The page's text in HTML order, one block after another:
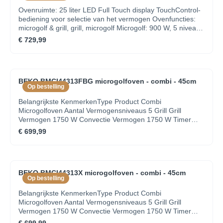
Ovenruimte: 25 liter LED Full Touch display TouchControl-
bediening voor selectie van het vermogen Ovenfuncties:
microgolf & grill, grill, microgolf Microgolf: 900 W, 5 niveaus
Vermogen grill: 1000 W Ovenvolume: 23 l Quick start
functie voor een volledig vermogen binnen 30 sec.
Elektronische klok met timer Deuropening mechanisme:
drukknop
€ 729,99
Op bestelling
BEKO BMCI44313FBG microgolfoven - combi - 45cm
Belangrijkste KenmerkenType Product Combi
Microgolfoven Aantal Vermogensniveaus 5 Grill Grill
Vermogen 1750 W Convectie Vermogen 1750 W Timer
Digitaal Fitting Soort Inbouw Max Vermogen Microgolf 900
W Kleur Zwart Product Series b300 Volume Capaciteit 44
auto-weight Defrost Snelle Start Auto-koken Aantal
automatische kookfuncties 13 Timer Digitaal Verlichting
Type Deuropening Drop-down Grootte Draaischijf 360
Kinderslot CapaciteitVolume Capaciteit 44
€ 699,99
Op bestelling
BEKO BMCI44313X microgolfoven - combi - 45cm
Belangrijkste KenmerkenType Product Combi
Microgolfoven Aantal Vermogensniveaus 5 Grill Grill
Vermogen 1750 W Convectie Vermogen 1750 W Timer
Digitaal Fitting Soort Inbouw Hoogte 45.4 cm Breedte 59.5